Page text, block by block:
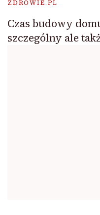
ZDROWIE.PL
Czas budowy
szczególny ale